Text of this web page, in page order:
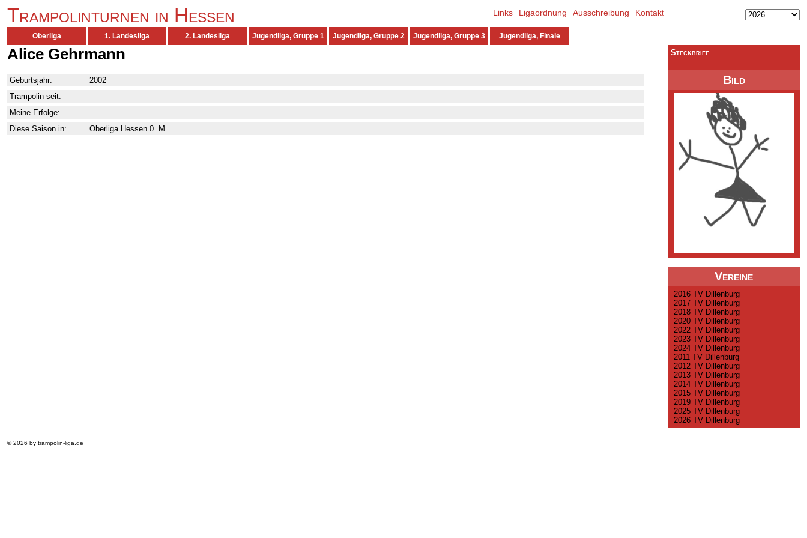
Trampolinturnen in Hessen Links Ligaordnung Ausschreibung Kontakt
Oberliga 1. Landesliga 2. Landesliga Jugendliga, Gruppe 1 Jugendliga, Gruppe 2 Jugendliga, Gruppe 3 Jugendliga, Finale
Alice Gehrmann
Bild
Vereine
2016 TV Dillenburg
2017 TV Dillenburg
2018 TV Dillenburg
2020 TV Dillenburg
2022 TV Dillenburg
2023 TV Dillenburg
2024 TV Dillenburg
2011 TV Dillenburg
2012 TV Dillenburg
2013 TV Dillenburg
2014 TV Dillenburg
2015 TV Dillenburg
2019 TV Dillenburg
2025 TV Dillenburg
2026 TV Dillenburg
Steckbrief
Geburtsjahr:
2002
Trampolin seit:
Meine Erfolge:
Diese Saison in:
Oberliga Hessen 0. M.
© 2026 by trampolin-liga.de